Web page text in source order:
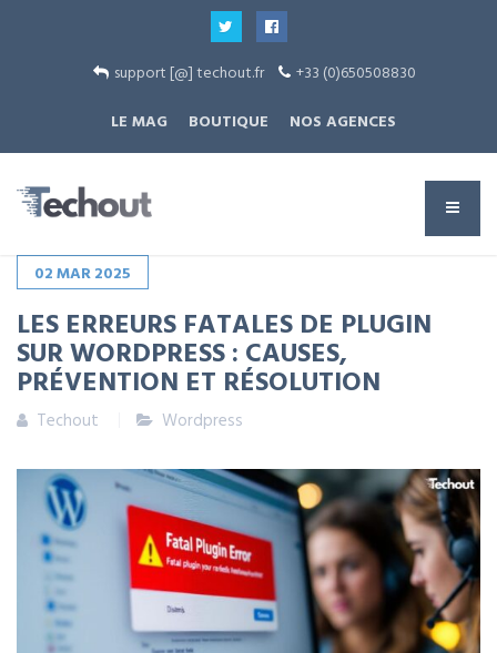
support [@] techout.fr
+33 (0)650508830
LE MAG
BOUTIQUE NOS AGENCES
02MAR2025
LES ERREURS FATALES DE PLUGIN
SUR WORDPRESS : CAUSES,
PRÉVENTION ET RÉSOLUTION
Techout Wordpress